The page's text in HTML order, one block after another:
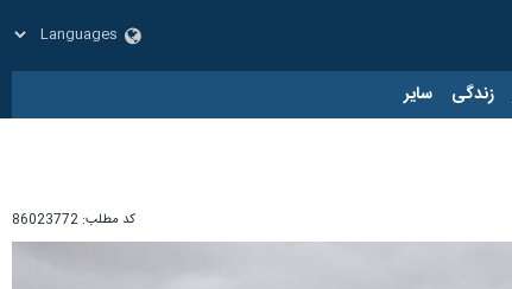
زندگی سایر
کد مطلب: 86023772